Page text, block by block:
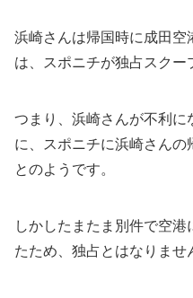
浜崎さんは帰国時に成田
は、スポニチが独占スクー
つまり、浜崎さんが不利に
に、スポニチに浜崎さんの
とのようです。
しかしたまたま別件で空
たため、独占とはなりませ